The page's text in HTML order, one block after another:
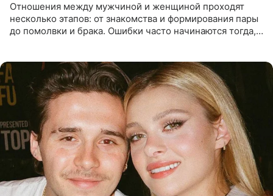
Отношения между мужчиной и женщиной проходят
несколько этапов: от знакомства и формирования пары
до помолвки и брака. Ошибки часто начинаются тогда,